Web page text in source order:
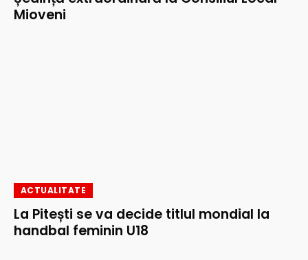
Mioveni
ACTUALITATE
La Pitești se va decide titlul mondial la
handbal feminin U18